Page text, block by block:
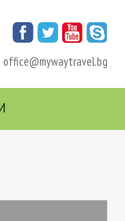
office@mywaytravel.bg